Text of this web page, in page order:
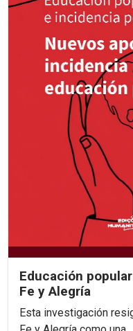
Educación
Fe y Alegría
Esta investigación